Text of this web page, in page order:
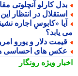
کارلو آنچلوتی مقابل
در انتظار این
«کابوسِ اجاره
یابد؟
دلار و یورو امروز پنجشنبه 15
های احساسی
ویژهرونگار